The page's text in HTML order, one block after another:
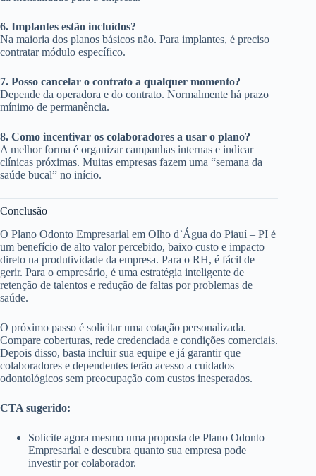
6. Implantes estão incluídos?
Na maioria dos planos básicos não. Para implantes, é preciso
contratar módulo específico.
7. Posso cancelar o contrato a qualquer momento?
Depende da operadora e do contrato. Normalmente há prazo
mínimo de permanência.
8. Como incentivar os colaboradores a usar o plano?
A melhor forma é organizar campanhas internas e indicar
clínicas próximas. Muitas empresas fazem uma “semana da
saúde bucal” no início.
Conclusão
O Plano Odonto Empresarial em Olho d`Água do Piauí – PI é
um benefício de alto valor percebido, baixo custo e impacto
direto na produtividade da empresa. Para o RH, é fácil de
gerir. Para o empresário, é uma estratégia inteligente de
retenção de talentos e redução de faltas por problemas de
saúde.
O próximo passo é solicitar uma cotação personalizada.
Compare coberturas, rede credenciada e condições comerciais.
Depois disso, basta incluir sua equipe e já garantir que
colaboradores e dependentes terão acesso a cuidados
odontológicos sem preocupação com custos inesperados.
CTA sugerido:
Solicite agora mesmo uma proposta de Plano Odonto
Empresarial e descubra quanto sua empresa pode
investir por colaborador.